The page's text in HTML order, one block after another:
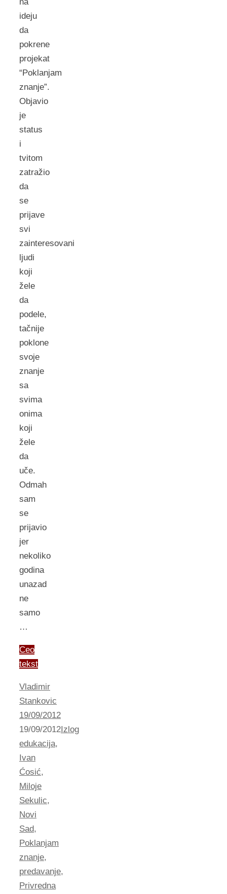
ideju
da
pokrene
projekat
“Poklanjam
znanje”.
Objavio
je
status
i
tvitom
zatražio
da
se
prijave
svi
zainteresovani
ljudi
koji
žele
da
podele,
tačnije
poklone
svoje
znanje
sa
svima
onima
koji
žele
da
uče.
Odmah
sam
se
prijavio
jer
nekoliko
godina
unazad
ne
samo
…
Ceo
tekst
Vladimir
Stankovic
19/09/2012
19/09/2012Izlog
edukacija,
Ivan
Ćosić,
Miloje
Sekulic,
Novi
Sad,
Poklanjam
znanje,
predavanje,
Privredna